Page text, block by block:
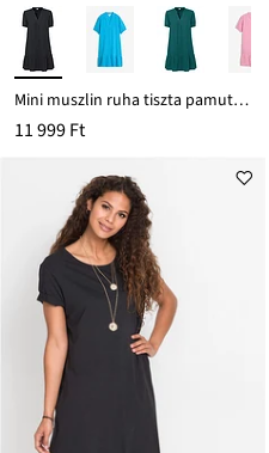
Mini muszlin ruha tiszta pamutból
11 999 Ft